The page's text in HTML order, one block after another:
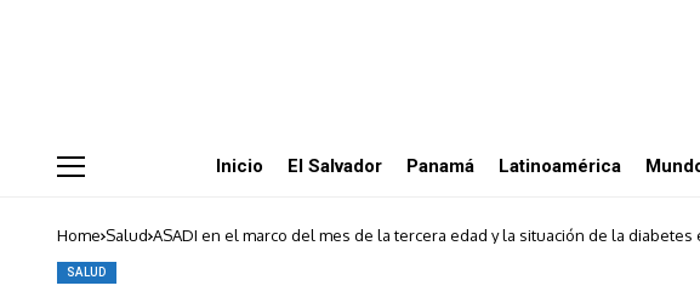
Inicio El Salvador Panamá Latinoamérica
Home Salud ASADI en el marco del mes de la tercera edad y la situación de la
SALUD